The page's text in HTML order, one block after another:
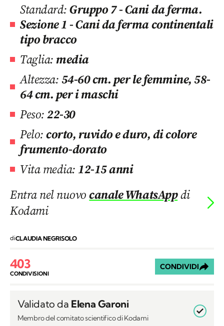
Standard:Gruppo 7 - Cani da ferma.
Sezione 1 - Cani da ferma continentali
tipo bracco
Taglia:media
Altezza:54-60 cm. per le femmine, 58-
64 cm. per i maschi
Peso:22-30
Pelo:corto, ruvido e duro, di colore
frumento-dorato
Vita media: 12-15 anni
Entra nel nuovocanale WhatsAppdi
Kodami
diCLAUDIA NEGRISOLO
403
CONDIVISIONI
CONDIVIDI
Validato da Elena Garoni
Membro del comitato scientifico di Kodami